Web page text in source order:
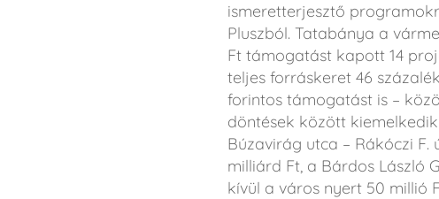
ismeretterjesztő
Pluszból. Tatabánya a
Ft támogatást kapott 14
teljes forráskeret 46
forintos támogatást is –
döntések között
Búzavirág utca – Rákóczi
milliárd Ft, a Bárdos László
kívül a város nyert 50 millió